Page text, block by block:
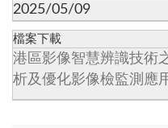
2025/05/09
檔案下載
港區影像智慧辨識技術
析及優化影像檢監測應